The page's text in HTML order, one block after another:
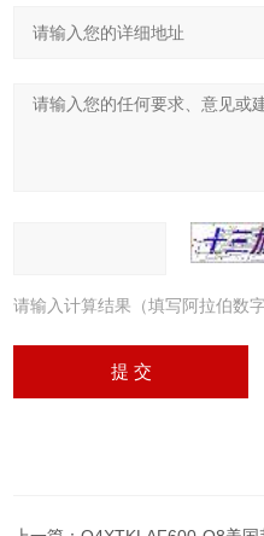
请输入计算结果（填写阿拉伯数